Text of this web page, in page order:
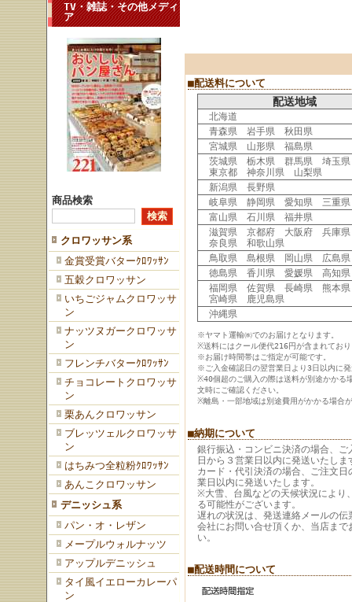
TV・雑誌・その他メディ
ア
商品検索
クロワッサン系
金賞受賞バターｸﾛﾜｯｻﾝ
五穀クロワッサン
いちごジャムクロワッサ
ン
ナッツヌガークロワッサ
ン
フレンチバターｸﾛﾜｯｻﾝ
チョコレートクロワッサ
ン
栗あんクロワッサン
ブレッツェルクロワッサ
ン
はちみつ全粒粉ｸﾛﾜｯｻﾝ
あんこクロワッサン
デニッシュ系
パン・オ・レザン
メープルウォルナッツ
アップルデニッシュ
タイ風イエローカレーパ
ン
■配送料について
配送地域
北海道
青森県 岩手県 秋田県
宮城県 山形県 福島県
茨城県 栃木県 群馬県 埼玉
東京都 神奈川県 山梨県
新潟県 長野県
岐阜県 静岡県 愛知県 三重県
富山県 石川県 福井県
滋賀県 京都府 大阪府 兵庫県
奈良県 和歌山県
鳥取県 島根県 岡山県 広島
徳島県 香川県 愛媛県 高知県
福岡県 佐賀県 長崎県 熊本
宮崎県 鹿児島県
沖縄県
※ヤマト運輸㈱でのお届けとなります。
※送料にはクール便代216円が含まれてお
※お届け時間帯はご指定が可能です。
※ご入金確認日の翌営業日より3日以内に
※40個超のご購入の際は送料が別途かかる
文時にご確認ください。
※離島・一部地域は別途費用がかかる場合
■納期について
銀行振込・コンビニ決済の場合、ご
日から３営業日以内に発送いたしま
カード・代引決済の場合、ご注文日
業日以内に発送いたします。
※大雪、台風などの天候状況により
る可能性がございます。
遅れの状況は、発送連絡メールの伝
会社にお問い合せ頂くか、当店まで
い。
■配送時間について